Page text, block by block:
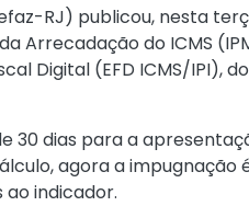
RJ) publicou, nesta
Arrecadação do ICMS
Digital (EFD ICMS/
30 dias para a
agora a
indicador.